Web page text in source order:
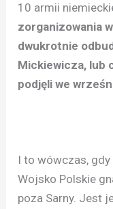
10 armii
zorganizowania
dwukrotnie
Mickiewicza, lub
podjęli we
I to wówczas,
Wojsko Polskie
poza Sarny. Jest